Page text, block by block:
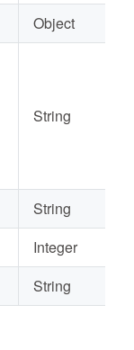
Object
String
String
Integer
String